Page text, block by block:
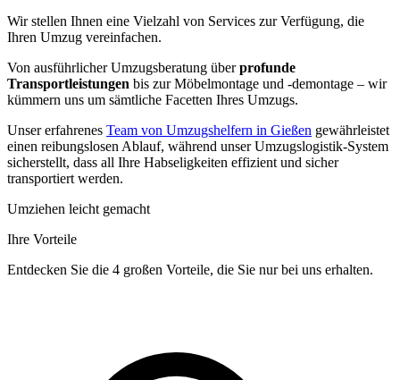
Wir stellen Ihnen eine Vielzahl von Services zur Verfügung, die
Ihren Umzug vereinfachen.
Von ausführlicher Umzugsberatung überprofunde
Transportleistungen bis zur Möbelmontage und -demontage – wir
kümmern uns um sämtliche Facetten Ihres Umzugs.
Unser erfahrenes Team von Umzugshelfern in Gießen gewährleistet
einen reibungslosen Ablauf, während unser Umzugslogistik-System
sicherstellt, dass all Ihre Habseligkeiten effizient und sicher
transportiert werden.
Umziehen leicht gemacht
Ihre Vorteile
Entdecken Sie die 4 großen Vorteile, die Sie nur bei uns erhalten.